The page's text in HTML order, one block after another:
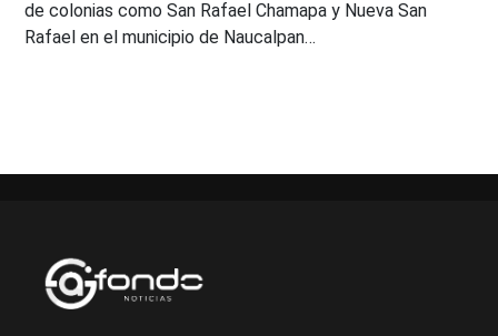
de colonias como San Rafael Chamapa y Nueva San
Rafael en el municipio de Naucalpan…